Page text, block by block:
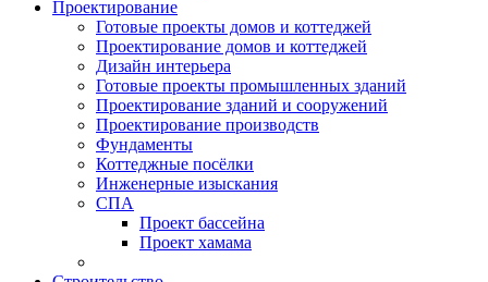
Проектирование
Готовые проекты домов и коттеджей
Проектирование домов и коттеджей
Дизайн интерьера
Готовые проекты промышленных зданий
Проектирование зданий и сооружений
Проектирование производств
Фундаменты
Коттеджные посёлки
Инженерные изыскания
СПА
Проект бассейна
Проект хамама